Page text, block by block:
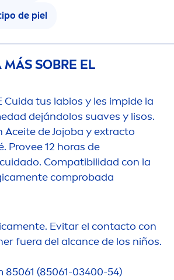
de piel
SOBRE EL
Cuida tus labios y les impide la
dejándolos suaves y lisos.
Aceite de Jojoba y extracto
Provee 12 horas de
Compatibilidad con la
mente comprobada
mente. Evitar el contacto con
fuera del alcance de los niños.
85061 (85061-03400-54)